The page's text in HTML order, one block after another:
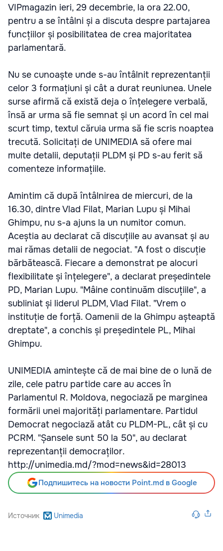
VIPmagazin ieri, 29 decembrie, la ora 22.00,
pentru a se întâlni și a discuta despre partajarea
funcțiilor și posibilitatea de crea majoritatea
parlamentară.
Nu se cunoaște unde s-au întâlnit reprezentanții
celor 3 formațiuni și cât a durat reuniunea. Unele
surse afirmă că există deja o înțelegere verbală,
însă ar urma să fie semnat și un acord în cel mai
scurt timp, textul căruia urma să fie scris noaptea
trecută. Solicitați de UNIMEDIA să ofere mai
multe detalii, deputații PLDM și PD s-au ferit să
comenteze informațiile.
Amintim că după întâlnirea de miercuri, de la
16.30, dintre Vlad Filat, Marian Lupu și Mihai
Ghimpu, nu s-a ajuns la un numitor comun.
Aceștia au declarat că discuțiile au avansat și au
mai rămas detalii de negociat. "A fost o discuție
bărbătească. Fiecare a demonstrat pe alocuri
flexibilitate și înțelegere", a declarat președintele
PD, Marian Lupu. "Mâine continuăm discuțiile", a
subliniat și liderul PLDM, Vlad Filat. "Vrem o
instituție de forță. Oamenii de la Ghimpu așteaptă
dreptate", a conchis și președintele PL, Mihai
Ghimpu.
UNIMEDIA amintește că de mai bine de o lună de
zile, cele patru partide care au acces în
Parlamentul R. Moldova, negociază pe marginea
formării unei majorități parlamentare. Partidul
Democrat negociază atât cu PLDM-PL, cât și cu
PCRM. "Șansele sunt 50 la 50", au declarat
reprezentanții democraților.
http://unimedia.md/?mod=news&id=28013
Подпишитесь на новости Point.md в Google
Источник Unimedia